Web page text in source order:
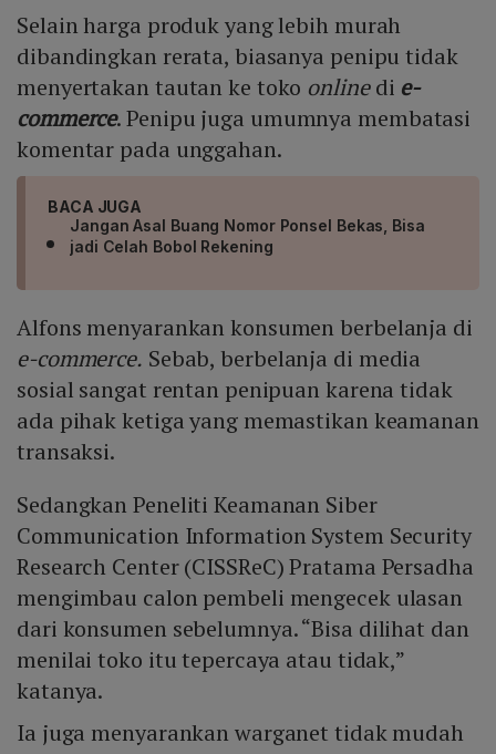
Selain harga produk yang lebih murah
dibandingkan rerata, biasanya penipu tidak
menyertakan tautan ke toko onlinedi e-
commerce. Penipu juga umumnya membatasi
komentar pada unggahan.
BACA JUGA
Jangan Asal Buang Nomor Ponsel Bekas, Bisa
jadi Celah Bobol Rekening
Alfons menyarankan konsumen berbelanja di
e-commerce. Sebab, berbelanja di media
sosial sangat rentan penipuan karena tidak
ada pihak ketiga yang memastikan keamanan
transaksi.
Sedangkan Peneliti Keamanan Siber
Communication Information System Security
Research Center (CISSReC) Pratama Persadha
mengimbau calon pembeli mengecek ulasan
dari konsumen sebelumnya. “Bisa dilihat dan
menilai toko itu tepercaya atau tidak,”
katanya.
Ia juga menyarankan warganet tidak mudah